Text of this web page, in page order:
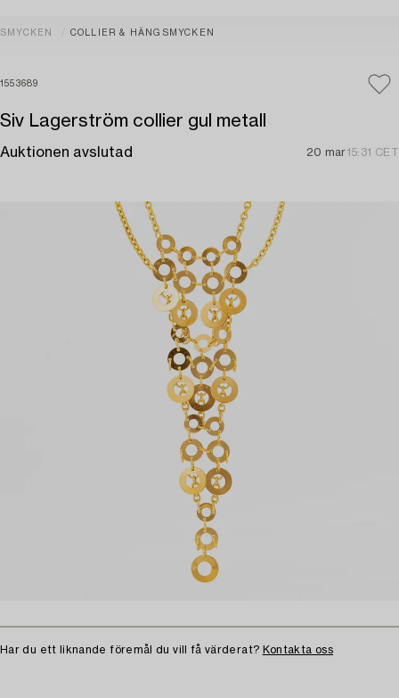
SMYCKEN COLLIER & HÄNGSMYCKEN
1553689
Siv Lagerström collier gul metall
Auktionen avslutad 20 mar15:31 CET
Har du ett liknande föremål du vill få värderat? Kontakta oss